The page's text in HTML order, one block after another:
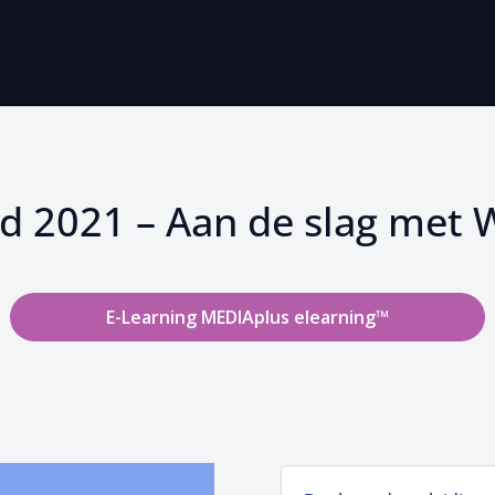
2021 – Aan de slag met
E-Learning MEDIAplus elearning™